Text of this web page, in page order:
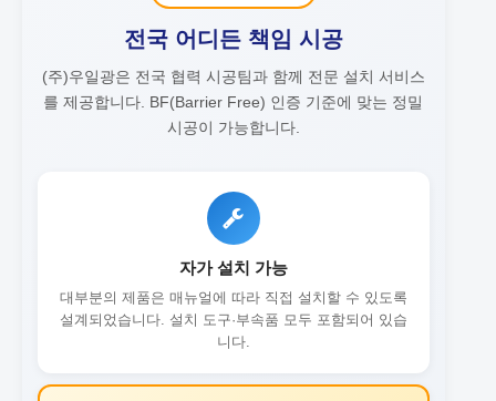
전국 어디든 책임 시공
(주)우일광은 전국 협력 시공팀과 함께 전문 설치 서비스
를 제공합니다. BF(Barrier Free) 인증 기준에 맞는 정밀
시공이 가능합니다.
자가 설치 가능
대부분의 제품은 매뉴얼에 따라 직접 설치할 수 있도록
설계되었습니다. 설치 도구·부속품 모두 포함되어 있습
니다.